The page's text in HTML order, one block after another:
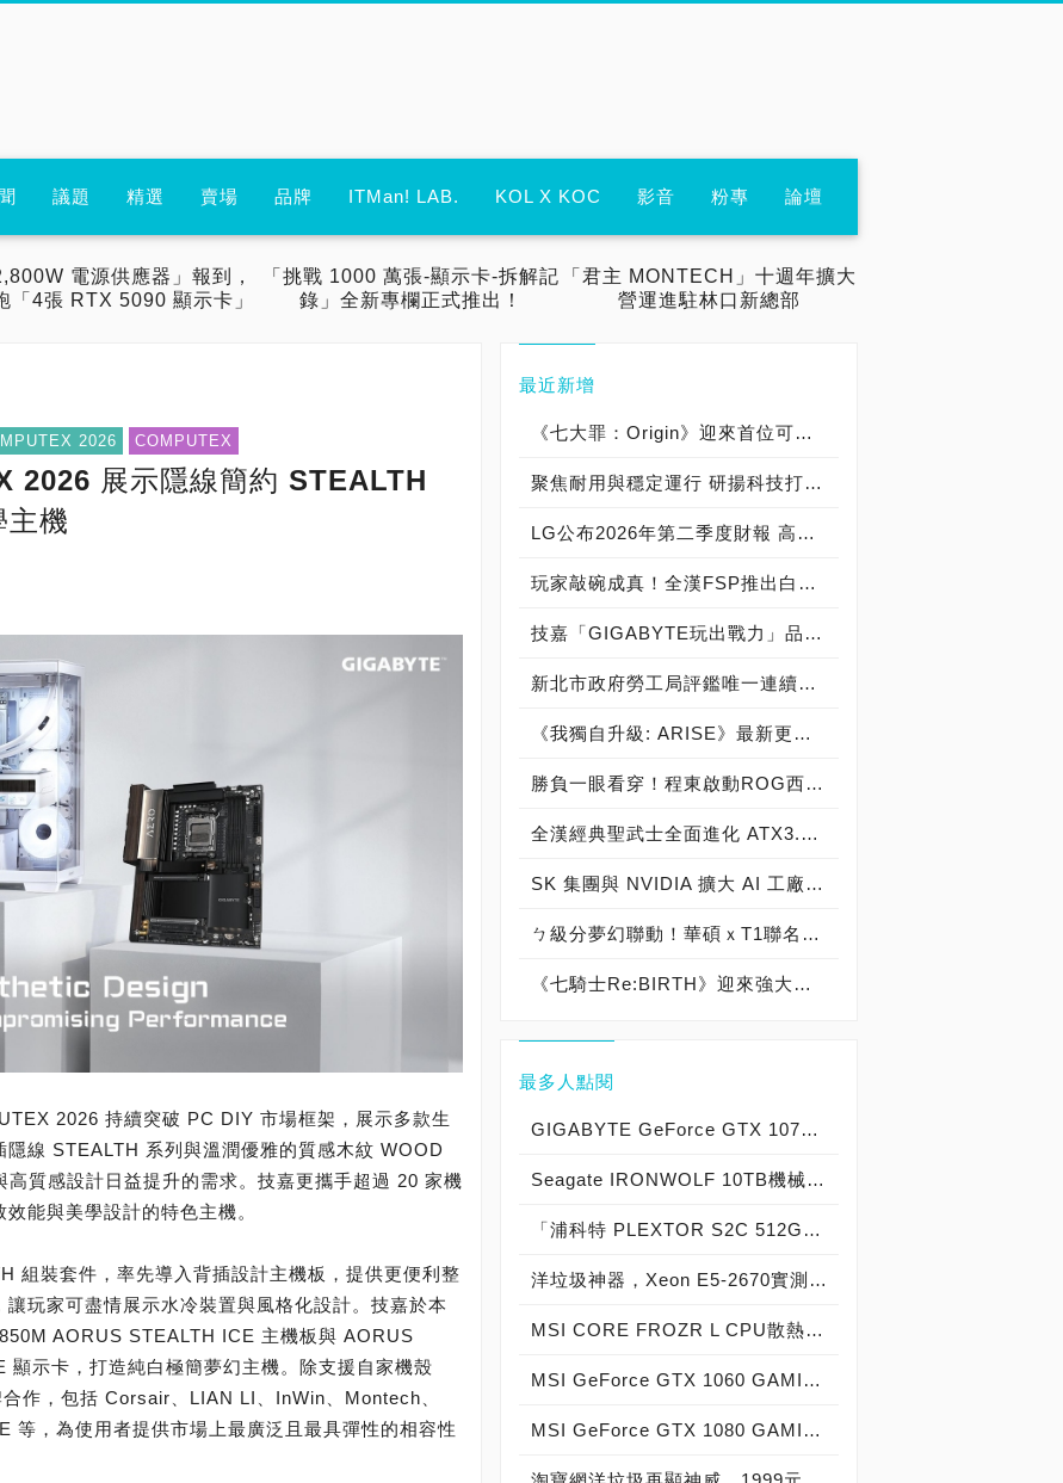
議題 精選 賣場 品牌 ITMan! LAB. KOL X KOC 影音 粉專 論壇
電源供應器」報到，
「4張 RTX 5090 顯示卡」
「挑戰 1000 萬張-顯示卡-拆解記
錄」全新專欄正式推出！
「君主 MONTECH」十週年擴大
營運進駐林口新總部
2026 COMPUTEX
2026 展示隱線簡約 STEALTH
主機
2026 持續突破 PC DIY 市場框架，展示多款生
線 STEALTH 系列與溫潤優雅的質感木紋 WOOD
質感設計日益提升的需求。技嘉更攜手超過 20 家機
能與美學設計的特色主機。
組裝套件，率先導入背插設計主機板，提供更便利整
玩家可盡情展示水冷裝置與風格化設計。技嘉於本
AORUS STEALTH ICE 主機板與 AORUS
示卡，打造純白極簡夢幻主機。除支援自家機殼
作，包括 Corsair、LIAN LI、InWin、Montech、
，為使用者提供市場上最廣泛且最具彈性的相容性
最近新增
《七大罪：Origin》迎來首位可遊玩十誡角色「德里艾利」
聚焦耐用與穩定運行 研揚科技打造新一代 COM Express Type 6 模組
LG公布2026年第二季度財報 高附加價值產品銷售成長與成本競爭力提升，營業獲利年增 147%
玩家敲碗成真！全漢FSP推出白色 VITA PM MIT 1000W 靜音電源純白上市！ MIT 白金電源首度披上純白戰袍，支援 ATX 3.1、PCIe 5.1，10年保固！
技嘉「GIGABYTE玩出戰力」品牌活動8/3讓玩家「找到專屬配備」
新北市政府勞工局評鑑唯一連續三年獲獎企業！ 宏正三度榮膺新北市政府<友善移工企業>殊榮
《我獨自升級: ARISE》最新更新 成振宇覺醒闇影君主繼承者
勝負一眼看穿！程東啟動ROG西風之神 雙螢幕AI致勝全局
全漢經典聖武士全面進化 ATX3.1，價格不變！FSP VIC BD+ 電競入門最強銅牌電源！ ATX 3.1、全新壓紋線材、登錄享 5 年保固，打造新世代入門電競首選
SK 集團與 NVIDIA 擴大 AI 工廠與次世代記憶體策略合作 規模逾 5,000 億美元的 NVIDIA-SK AI 計畫（NVIDIA-SK AI Initiative）， 涵蓋 SK Telecom 最高達 2GW 的 AI 工廠，以及與 SK 海力士的長期 AI 記憶體合作
ㄅ級分夢幻聯動！華碩ｘT1聯名顯示卡全台盛大開賣
《七騎士Re:BIRTH》迎來強大的全新英雄[天劍]宣嵐 同步推出韓國主題劇情
最多人點閱
GIGABYTE GeForce GTX 1070 Xtreme Gaming實測開箱，電競級顯示卡中的頂尖之作！
Seagate IRONWOLF 10TB機械硬碟實測開箱，氦氣填充那嘶狼守護者NAS HDD
「浦科特 PLEXTOR S2C 512GB SSD」實測開箱，超值型固態硬碟中的優質好貨！
洋垃圾神器，Xeon E5-2670實測開箱大作戰！
MSI CORE FROZR L CPU散熱器實測開箱，微星電競產品再添新兵
MSI GeForce GTX 1060 GAMING X 6G實測開箱，玩家級電競顯示卡中的神兵利器！
MSI GeForce GTX 1080 GAMING X 8G實測開箱，史上最強大Pascal自製顯示卡全面來襲！